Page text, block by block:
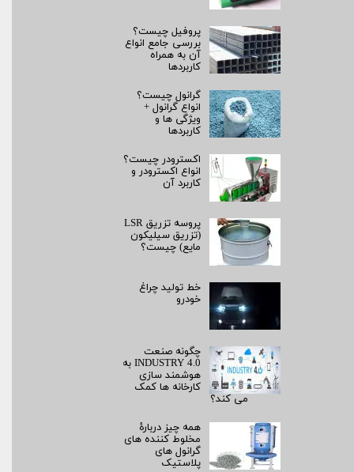
پروفیل چیست؟
بررسی جامع انواع
آن به همراه
کاربردها
گرانول چیست؟
انواع گرانول +
ویژگی ها و
کاربردها
اکسترودر چیست؟
انواع اکسترودر و
کاربرد آن
پروسه تزریق LSR
(تزریق سیلیکون
مایع) چیست؟
خط تولید چراغ
خودرو
چگونه صنعت
INDUSTRY 4.0 به
هوشمند سازی
کارخانه ها کمک
می کند؟
همه چیز دربارۀ
مخلوط کننده های
گرانول های
پلاستیک